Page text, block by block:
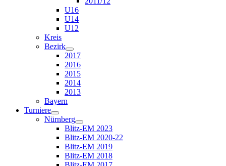
U16
U14
U12
Kreis
Bezirk
2017
2016
2015
2014
2013
Bayern
Turniere
Nürnberg
Blitz-EM 2023
Blitz-EM 2020-22
Blitz-EM 2019
Blitz-EM 2018